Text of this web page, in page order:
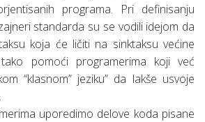
programa. Pri definisanju
standarda su se vodili idejom da
koja će ličiti na sinktaksu većine
tako pomoći programerima koji već
“klasnom” jeziku” da lakše usvoje
uporedimo delove koda pisane